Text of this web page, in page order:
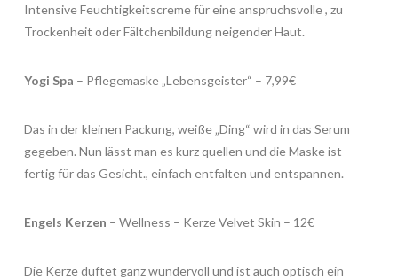
Intensive Feuchtigkeitscreme für eine anspruchsvolle , zu
Trockenheit oder Fältchenbildung neigender Haut.
Yogi Spa – Pflegemaske „Lebensgeister“ – 7,99€
Das in der kleinen Packung, weiße „Ding“ wird in das Serum
gegeben. Nun lässt man es kurz quellen und die Maske ist
fertig für das Gesicht., einfach entfalten und entspannen.
Engels Kerzen – Wellness – Kerze Velvet Skin – 12€
Die Kerze duftet ganz wundervoll und ist auch optisch ein